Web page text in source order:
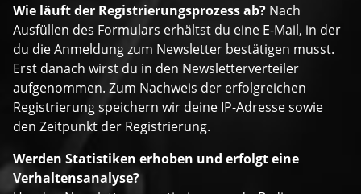
Wie läuft der Registrierungsprozess ab? Nach
Ausfüllen des Formulars erhältst du eine E-Mail, in der
du die Anmeldung zum Newsletter bestätigen musst.
Erst danach wirst du in den Newsletterverteiler
aufgenommen. Zum Nachweis der erfolgreichen
Registrierung speichern wir deine IP-Adresse sowie
den Zeitpunkt der Registrierung.
Werden Statistiken erhoben und erfolgt eine
Verhaltensanalyse?